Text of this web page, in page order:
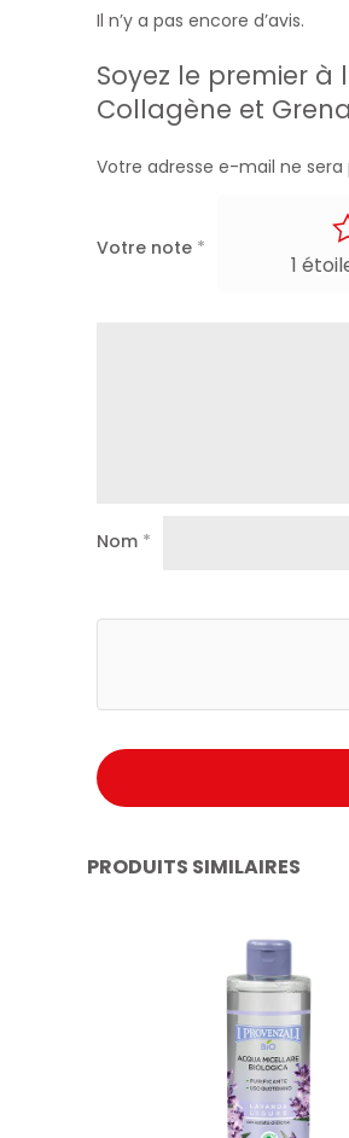
Il n’y a pas encore d’avis.
Soyez le premier
Collagène et
Votre adresse e-mail ne sera
Votre note *
1
Nom *
PRODUITS SIMILAIRES